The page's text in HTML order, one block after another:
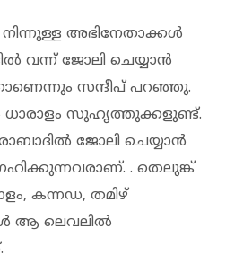
അഭിനേതാക്കള്‍
വന്ന് ജോലി ചെയ്യാന്‍
സന്ദീപ് പറഞ്ഞു.
സുഹൃത്തുക്കളുണ്ട്.
ജോലി ചെയ്യാന്‍
. തെലുങ്ക്
കന്നഡ, തമിഴ്
ആ ലെവലില്‍